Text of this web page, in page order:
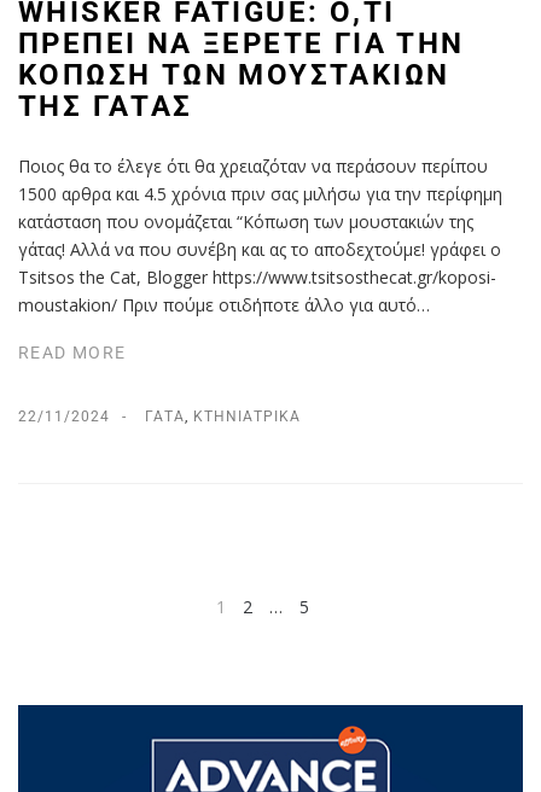
WHISKER FATIGUE: Ό,ΤΙ
ΠΡΈΠΕΙ ΝΑ ΞΈΡΕΤΕ ΓΙΑ ΤΗΝ
ΚΌΠΩΣΗ ΤΩΝ ΜΟΥΣΤΑΚΙΏΝ
ΤΗΣ ΓΆΤΑΣ
Ποιος θα το έλεγε ότι θα χρειαζόταν να περάσουν περίπου
1500 αρθρα και 4.5 χρόνια πριν σας μιλήσω για την περίφημη
κατάσταση που ονομάζεται “Κόπωση των μουστακιών της
γάτας! Αλλά να που συνέβη και ας το αποδεχτούμε! γράφει ο
Tsitsos the Cat, Βlogger https://www.tsitsosthecat.gr/koposi-
moustakion/ Πριν πούμε οτιδήποτε άλλο για αυτό…
READ MORE
22/11/2024 ΓΆΤΑ, ΚΤΗΝΙΑΤΡΙΚΆ
1 2 … 5